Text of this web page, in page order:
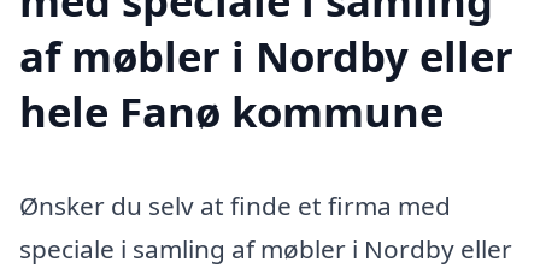
af møbler i Nordby eller
hele Fanø kommune
Ønsker du selv at finde et firma med
speciale i samling af møbler i Nordby eller